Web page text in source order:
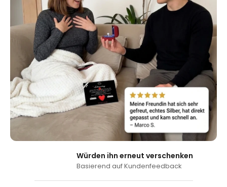
Würden ihn erneut verschenken
Basierend auf Kundenfeedback